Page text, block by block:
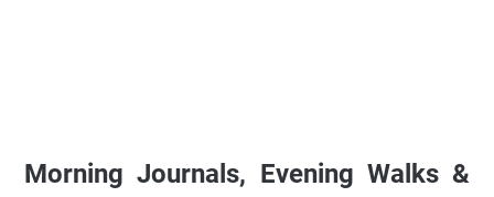
Morning Journals, Evening Walks &